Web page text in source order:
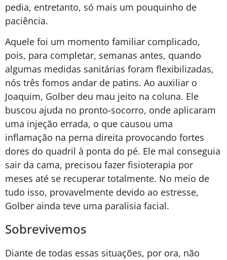
pedia, entretanto, só mais um pouquinho de
paciência.
Aquele foi um momento familiar complicado,
pois, para completar, semanas antes, quando
algumas medidas sanitárias foram flexibilizadas,
nós três fomos andar de patins. Ao auxiliar o
Joaquim, Golber deu mau jeito na coluna. Ele
buscou ajuda no pronto-socorro, onde aplicaram
uma injeção errada, o que causou uma
inflamação na perna direita provocando fortes
dores do quadril à ponta do pé. Ele mal conseguia
sair da cama, precisou fazer fisioterapia por
meses até se recuperar totalmente. No meio de
tudo isso, provavelmente devido ao estresse,
Golber ainda teve uma paralisia facial.
Sobrevivemos
Diante de todas essas situações, por ora, não